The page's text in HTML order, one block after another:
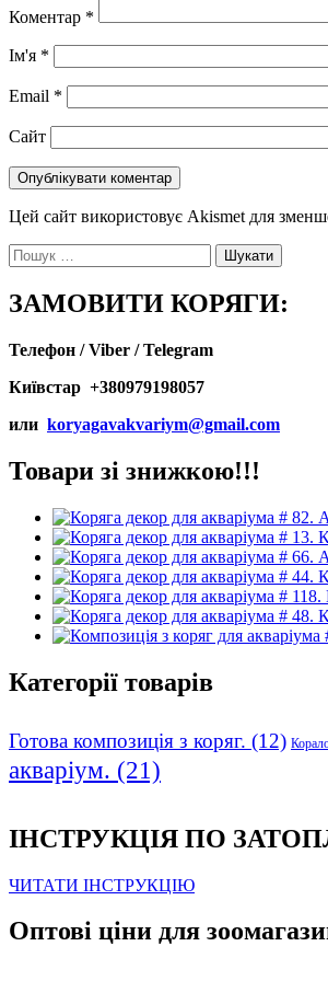
Коментар *
Ім'я *
Email *
Сайт
Цей сайт використовує Akismet для
Пошук:
ЗАМОВИТИ КОРЯГИ:
Телефон / Viber / Telegram
Київстар +380979198057
или koryagavakvariym@gmail.com
Товари зі знижкою!!!
Категорії товарів
Готова композиція з коряг. (12)
акваріум. (21)
ІНСТРУКЦІЯ ПО
ЧИТАТИ ІНСТРУКЦІЮ
Оптові ціни для